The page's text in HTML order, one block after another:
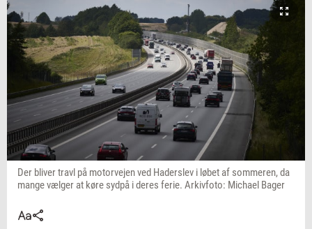
Der bliver travl på motorvejen ved Haderslev i løbet af sommeren, da
mange vælger at køre sydpå i deres ferie. Arkivfoto: Michael Bager